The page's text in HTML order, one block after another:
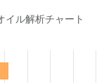
ル解析チャート